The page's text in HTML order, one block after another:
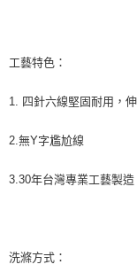
工藝特色：
1. 四針六線堅固耐用，
2.無Y字尷尬線
3.30年台灣專業工藝製造
洗滌方式：